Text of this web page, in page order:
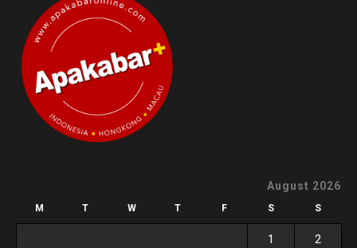
August 2026
M T W T F S S
1 2